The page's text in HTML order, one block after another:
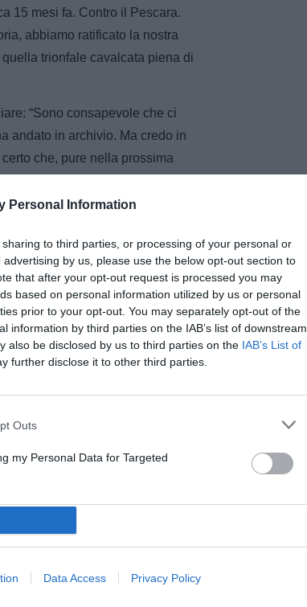
Personal Information
to third parties, or processing of your personal or
by us, please use the below opt-out section to
that after your opt-out request is processed you may
based on personal information utilized by us or personal
prior to your opt-out. You may separately opt-out of the
information by third parties on the IAB’s list of downstream
also be disclosed by us to third parties on the IAB’s List of
further disclose it to other third parties.
Outs
my Personal Data for Targeted
Data Access Privacy Policy
15 mesi fa. Contro il Pescara.
abbiamo ratificato la nostra
trionfale cavalcata piena di
“Sono consapevole che ci
andato in archivio. Ma credo in
che, pure nella prossima
mano. L’effetto Manuzzi, si sa,
volta…”
due anni. Ma anche tra cinque
tanti a dire che nel calcio
Giampiero Ceccarelli, ndr),
la regola…”
il trend"
Ciofi: “Contro il Venezia gara